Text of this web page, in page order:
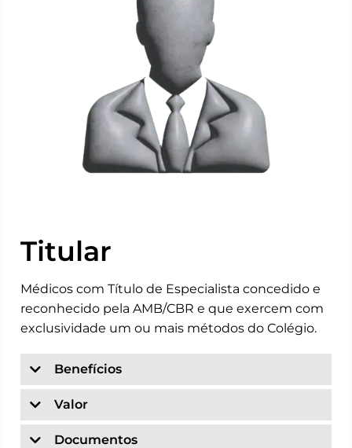
Titular
Médicos com Título de Especialista concedido e
reconhecido pela AMB/CBR e que exercem com
exclusividade um ou mais métodos do Colégio.
Benefícios
Valor
Documentos